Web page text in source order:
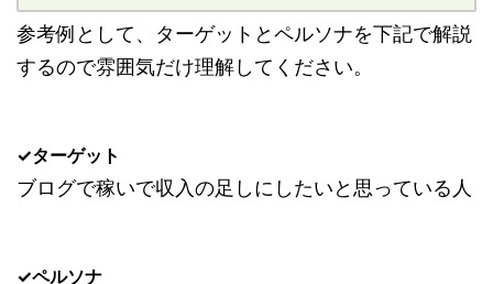
参考例として、ターゲットとペルソナを下記で解説
するので雰囲気だけ理解してください。
✓ターゲット
ブログで稼いで収入の足しにしたいと思っている人
✓ペルソナ